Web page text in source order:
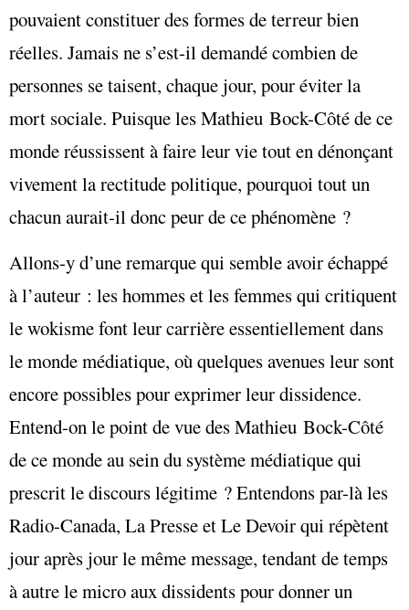
pouvaient constituer des formes de terreur bien
réelles. Jamais ne s’est-il demandé combien de
personnes se taisent, chaque jour, pour éviter la
mort sociale. Puisque les Mathieu Bock-Côté de ce
monde réussissent à faire leur vie tout en dénonçant
vivement la rectitude politique, pourquoi tout un
chacun aurait-il donc peur de ce phénomène ?
Allons-y d’une remarque qui semble avoir échappé
à l’auteur : les hommes et les femmes qui critiquent
le wokisme font leur carrière essentiellement dans
le monde médiatique, où quelques avenues leur sont
encore possibles pour exprimer leur dissidence.
Entend-on le point de vue des Mathieu Bock-Côté
de ce monde au sein du système médiatique qui
prescrit le discours légitime ? Entendons par-là les
Radio-Canada, La Presse et Le Devoir qui répètent
jour après jour le même message, tendant de temps
à autre le micro aux dissidents pour donner un